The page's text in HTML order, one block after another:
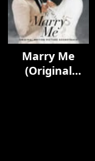
Marry Me
(Original